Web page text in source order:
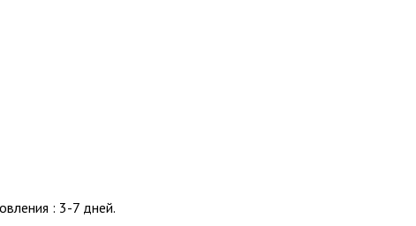
: 3-7 дней.